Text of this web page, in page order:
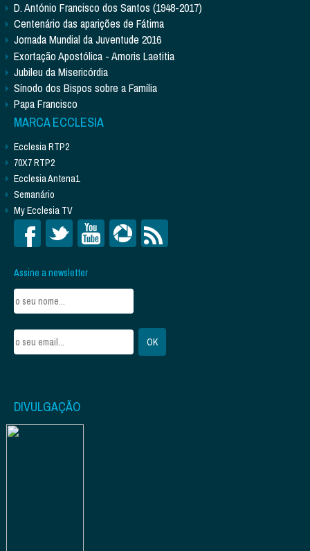
D. António Francisco dos Santos (1948-2017)
Centenário das aparições de Fátima
Jornada Mundial da Juventude 2016
Exortação Apostólica - Amoris Laetitia
Jubileu da Misericórdia
Sínodo dos Bispos sobre a Família
Papa Francisco
MARCA ECCLESIA
Ecclesia RTP2
70X7 RTP2
Ecclesia Antena1
Semanário
My Ecclesia TV
Assine a newsletter
DIVULGAÇÃO